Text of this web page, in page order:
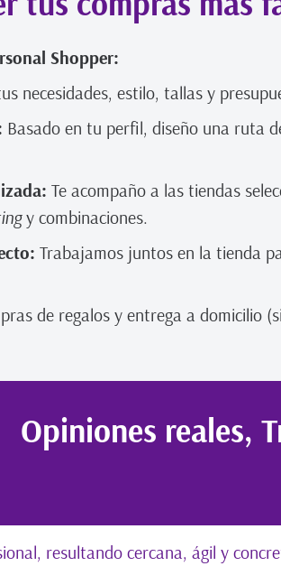
Shopper:
necesidades, estilo, tallas y
Basado en tu perfil, diseño una ruta
Te acompaño a las tiendas
y combinaciones.
Trabajamos juntos en la tienda
de regalos y entrega a domicilio
Opiniones reales,
resultando cercana, ágil y